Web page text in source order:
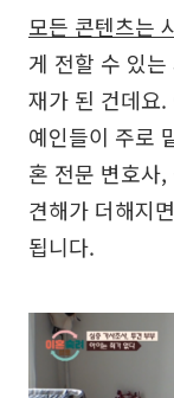
모든 콘텐츠는
게 전할 수 있
재가 된 건데요.
예인들이 주로
혼 전문 변호사
견해가 더해지
됩니다.